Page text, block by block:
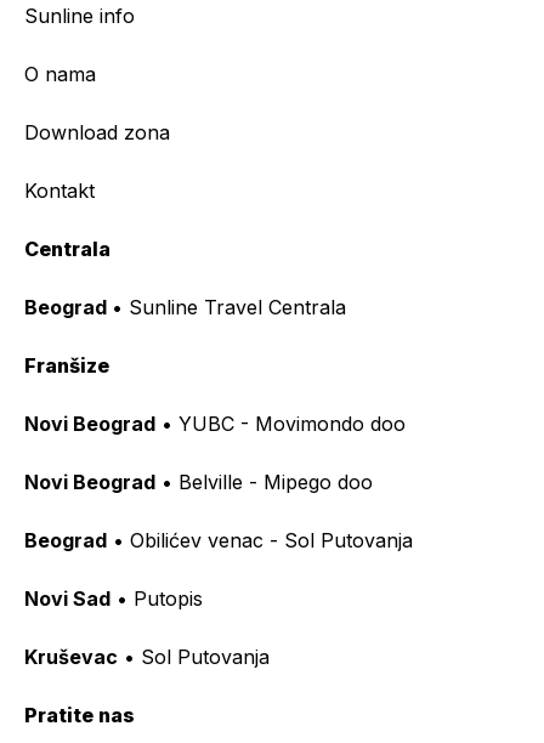
Sunline info
O nama
Download zona
Kontakt
Centrala
Beograd • Sunline Travel Centrala
Franšize
Novi Beograd • YUBC - Movimondo doo
Novi Beograd • Belville - Mipego doo
Beograd • Obilićev venac - Sol Putovanja
Novi Sad • Putopis
Kruševac • Sol Putovanja
Pratite nas